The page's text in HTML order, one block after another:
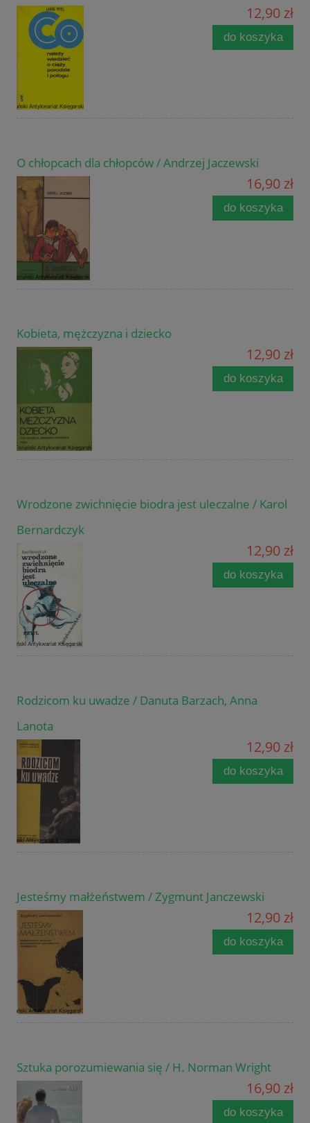
12,90 zł
do koszyka
O chłopcach dla chłopców / Andrzej Jaczewski
16,90 zł
do koszyka
Kobieta, mężczyzna i dziecko
12,90 zł
do koszyka
Wrodzone zwichnięcie biodra jest uleczalne / Karol
Bernardczyk
12,90 zł
do koszyka
Rodzicom ku uwadze / Danuta Barzach, Anna
Lanota
12,90 zł
do koszyka
Jesteśmy małżeństwem / Zygmunt Janczewski
12,90 zł
do koszyka
Sztuka porozumiewania się / H. Norman Wright
16,90 zł
do koszyka